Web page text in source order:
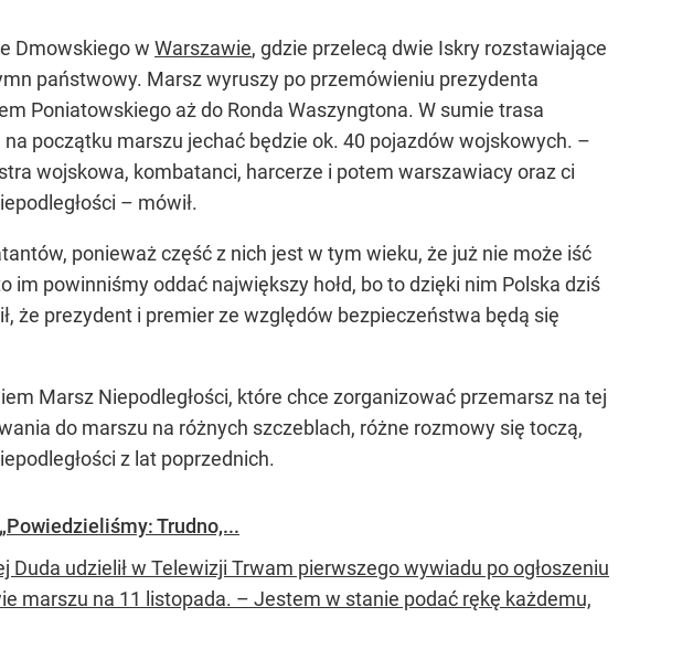
Dmowskiego w Warszawie, gdzie przelecą dwie Iskry rozstawiające
państwowy. Marsz wyruszy po przemówieniu prezydenta
Poniatowskiego aż do Ronda Waszyngtona. W sumie trasa
początku marszu jechać będzie ok. 40 pojazdów wojskowych. –
wojskowa, kombatanci, harcerze i potem warszawiacy oraz ci
– mówił.
ponieważ część z nich jest w tym wieku, że już nie może iść
powinniśmy oddać największy hołd, bo to dzięki nim Polska dziś
że prezydent i premier ze względów bezpieczeństwa będą się
Marsz Niepodległości, które chce zorganizować przemarsz na tej
do marszu na różnych szczeblach, różne rozmowy się toczą,
z lat poprzednich.
Trudno,...
udzielił w Telewizji Trwam pierwszego wywiadu po ogłoszeniu
marszu na 11 listopada. – Jestem w stanie podać rękę każdemu,